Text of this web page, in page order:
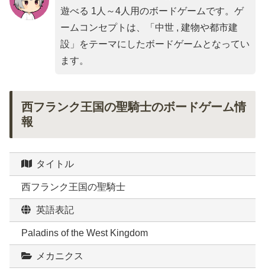
遊べる 1人～4人用のボードゲームです。ゲ
ームコンセプトは、「 中世 , 建物や都市建
設 」をテーマにしたボードゲームとなってい
ます。
西フランク王国の聖騎士のボードゲーム情
報
タイトル
西フランク王国の聖騎士
英語表記
Paladins of the West Kingdom
メカニクス